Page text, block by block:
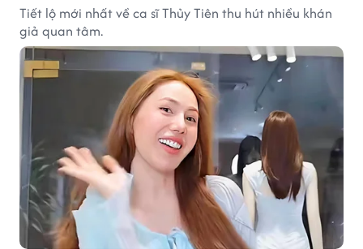
Tiết lộ mới nhất về ca sĩ Thủy Tiên thu hút nhiều khán
giả quan tâm.